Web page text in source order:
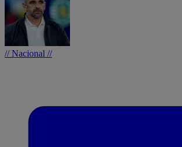
// Nacional //